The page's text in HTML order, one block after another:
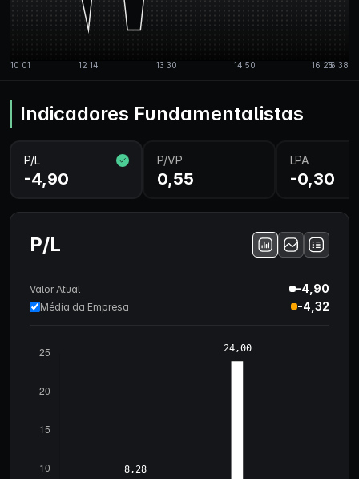
Indicadores Fundamentalistas
P/L
-4,90
P/VP
0,55
LPA
-0,30
P/L
Valor Atual -4,90
Média da Empresa -4,32